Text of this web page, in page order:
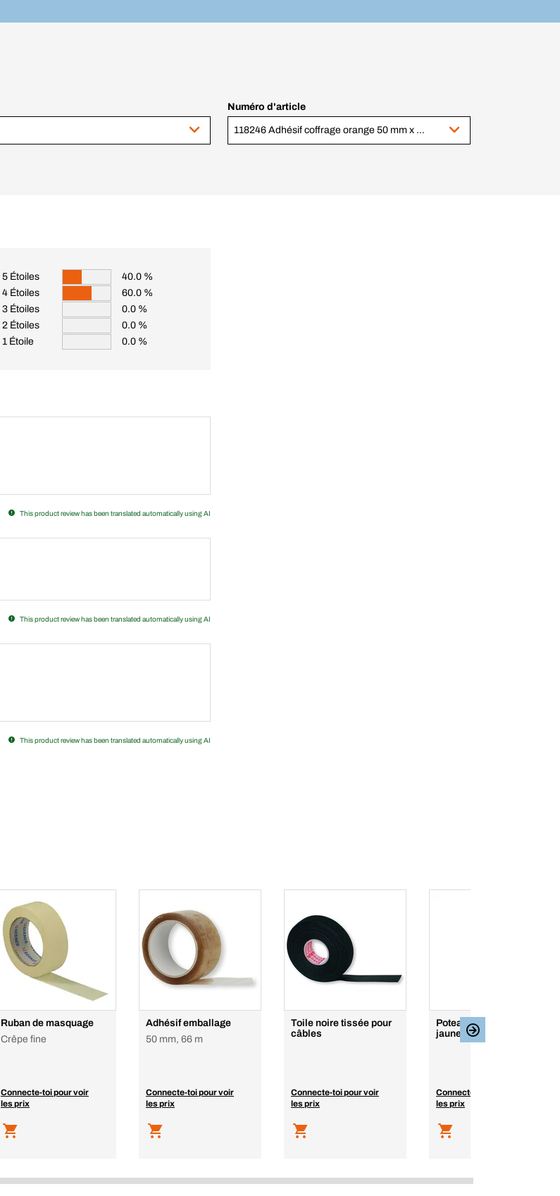
Numéro d'article
118246 Adhésif coffrage orange 50 mm x 33 m
5 Étoiles
40.0 %
4 Étoiles
60.0 %
3 Étoiles
0.0 %
2 Étoiles
0.0 %
1 Étoile
0.0 %
This product review has been translated automatically using AI
This product review has been translated automatically using AI
This product review has been translated automatically using AI
Ruban de masquage
Crêpe fine
Connecte-toi pour voir
les prix
Adhésif emballage
50 mm, 66 m
Connecte-toi pour voir
les prix
Toile noire tissée pour
câbles
Connecte-toi pour voir
les prix
Poteau de balisage
jaune/noir Premium
Connecte-toi pour voir
les prix